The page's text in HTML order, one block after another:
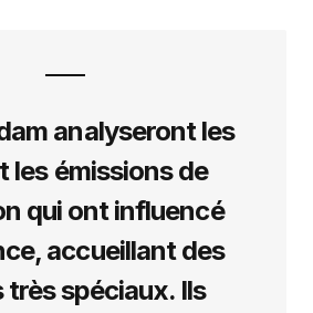
analyseront les
les émissions de
qui ont influencé
accueillant des
très spéciaux. Ils